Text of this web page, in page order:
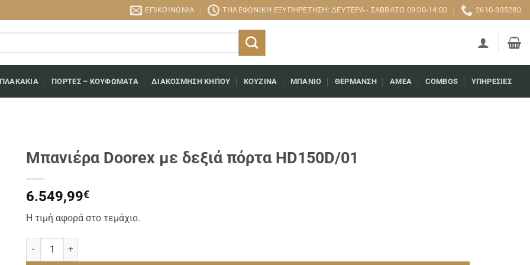
ΕΠΙΚΟΙΝΩΝΊΑ ΤΗΛΕΦΩΝΙΚΉ ΕΞΥΠΗΡΈΤΗΣΗ: ΔΕΥΤΈΡΑ - ΣΆΒΒΑΤΟ 09:00-14:00 2610-335280
ΠΌΡΤΕΣ – ΚΟΥΦΏΜΑΤΑ ΔΙΑΚΌΣΜΗΣΗ ΚΉΠΟΥ ΚΟΥΖΊΝΑ ΜΠΆΝΙΟ ΘΈΡΜΑΝΣΗ AMEA COMBOS ΥΠΗΡΕΣΊΕΣ
Μπανιέρα Doorex με δεξιά πόρτα HD150D/01
6.549,99€
Η τιμή αφορά στο τεμάχιο.
Μπανιέρα Doorex με δεξιά πόρτα HD150D/01 ποσότητα